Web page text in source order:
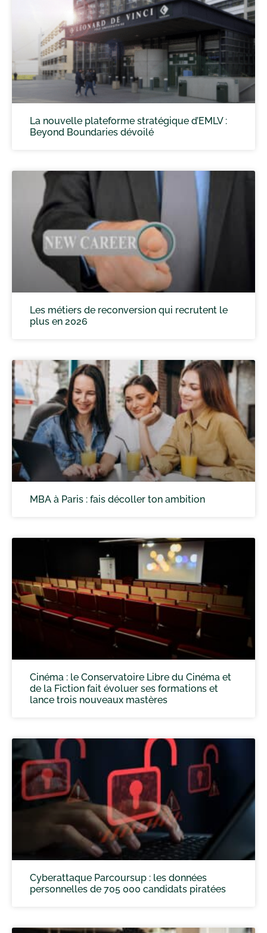
La nouvelle plateforme stratégique d’EMLV :
Beyond Boundaries dévoilé
Les métiers de reconversion qui recrutent le
plus en 2026
MBA à Paris : fais décoller ton ambition
Cinéma : le Conservatoire Libre du Cinéma et
de la Fiction fait évoluer ses formations et
lance trois nouveaux mastères
Cyberattaque Parcoursup : les données
personnelles de 705 000 candidats piratées